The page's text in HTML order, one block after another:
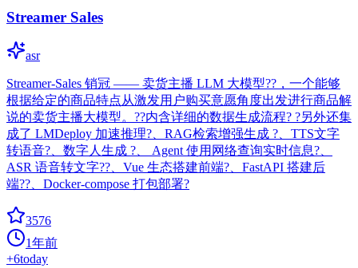
Streamer Sales
asr
Streamer-Sales 销冠 —— 卖货主播 LLM 大模型??，一个能够
根据给定的商品特点从激发用户购买意愿角度出发进行商品解
说的卖货主播大模型。??内含详细的数据生成流程? ?另外还集
成了 LMDeploy 加速推理?、RAG检索增强生成 ?、TTS文字
转语音?、数字人生成 ?、 Agent 使用网络查询实时信息?、
ASR 语音转文字??、Vue 生态搭建前端?、FastAPI 搭建后
端??、Docker-compose 打包部署?
3576
1年前
+6today